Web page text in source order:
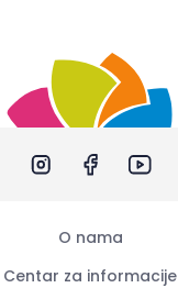
O nama
Centar za informacije